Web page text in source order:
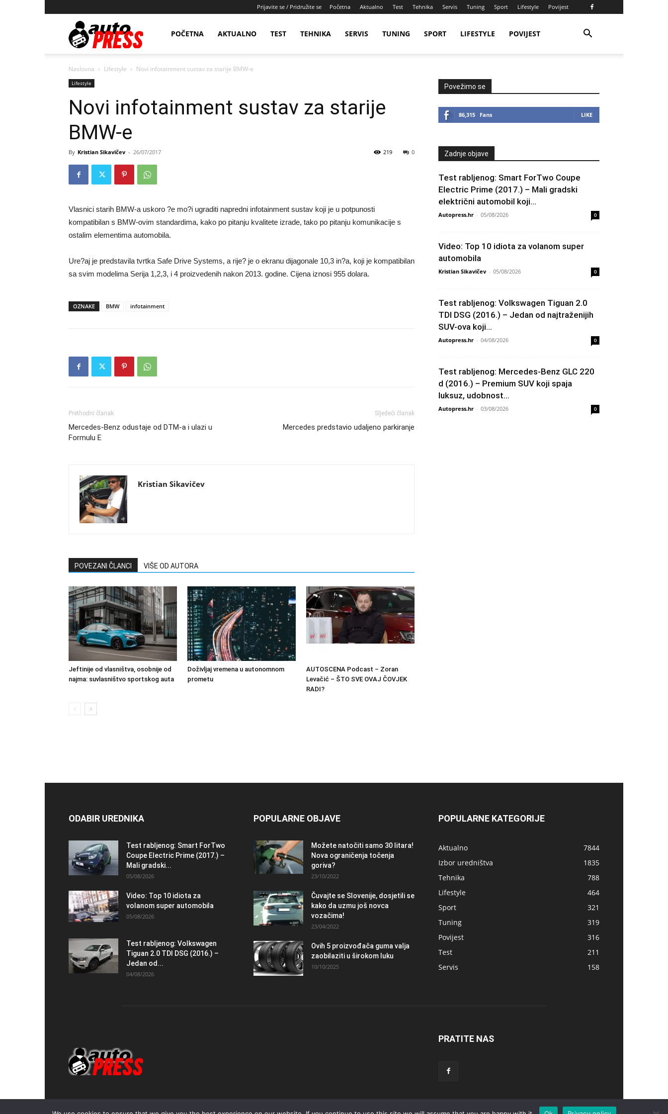
Prijavite se / Pridružite se Početna Aktualno Test Tehnika Servis Tuning Sport Lifestyle Povijest
AutopressHRPOČETNA AKTUALNO TEST TEHNIKA SERVIS TUNING SPORT LIFESTYLE POVIJEST
Naslovna Lifestyle Novi infotainment sustav za starije BMW-e
Lifestyle
Novi infotainment sustav za starije
BMW-e
By Kristian Sikavičev - 26/07/2017 0
219
Vlasnici starih BMW-a uskoro ?e mo?i ugraditi napredni infotainment sustav koji je u potpunosti
kompatibilan s BMW-ovim standardima, kako po pitanju kvalitete izrade, tako po pitanju komunikacije s
ostalim elementima automobila.
Ure?aj je predstavila tvrtka Safe Drive Systems, a rije? je o ekranu dijagonale 10,3 in?a, koji je kompatibilan
sa svim modelima Serija 1,2,3, i 4 proizvedenih nakon 2013. godine. Cijena iznosi 955 dolara.
OZNAKE BMW infotainment
Prethodni članak
Mercedes-Benz odustaje od DTM-a i ulazi u
Formulu E
Sljedeći članak
Mercedes predstavio udaljeno parkiranje
Kristian Sikavičev
POVEZANI ČLANCI VIŠE OD AUTORA
Jeftinije od vlasništva, osobnije od
najma: suvlasništvo sportskog auta
Doživljaj vremena u autonomnom
prometu
AUTOSCENA Podcast – Zoran
Levačić – ŠTO SVE OVAJ ČOVJEK
RADI?
Povežimo se
86,315 Fans LIKE
Zadnje objave
Test rabljenog: Smart ForTwo Coupe
Electric Prime (2017.) – Mali gradski
električni automobil koji...
Autopress.hr - 05/08/2026 0
Video: Top 10 idiota za volanom super
automobila
Kristian Sikavičev - 05/08/2026 0
Test rabljenog: Volkswagen Tiguan 2.0
TDI DSG (2016.) – Jedan od najtraženijih
SUV-ova koji...
Autopress.hr - 04/08/2026 0
Test rabljenog: Mercedes-Benz GLC 220
d (2016.) – Premium SUV koji spaja
luksuz, udobnost...
Autopress.hr - 03/08/2026 0
ODABIR UREDNIKA
Test rabljenog: Smart ForTwo
Coupe Electric Prime (2017.) –
Mali gradski...
05/08/2026
Video: Top 10 idiota za
volanom super automobila
05/08/2026
Test rabljenog: Volkswagen
Tiguan 2.0 TDI DSG (2016.) –
Jedan od...
04/08/2026
POPULARNE OBJAVE
Možete natočiti samo 30 litara!
Nova ograničenja točenja
goriva?
23/10/2022
Čuvajte se Slovenije, dosjetili se
kako da uzmu još novca
vozačima!
23/04/2022
Ovih 5 proizvođača guma valja
zaobilaziti u širokom luku
10/10/2025
POPULARNE KATEGORIJE
Aktualno
7844
Izbor uredništva
1835
Tehnika
788
Lifestyle
464
Sport
321
Tuning
319
Povijest
316
Test
211
Servis
158
PRATITE NAS